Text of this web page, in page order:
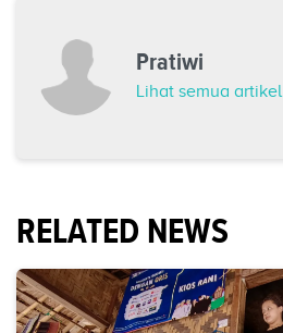
Pratiwi
Lihat semua artikel
RELATED NEWS